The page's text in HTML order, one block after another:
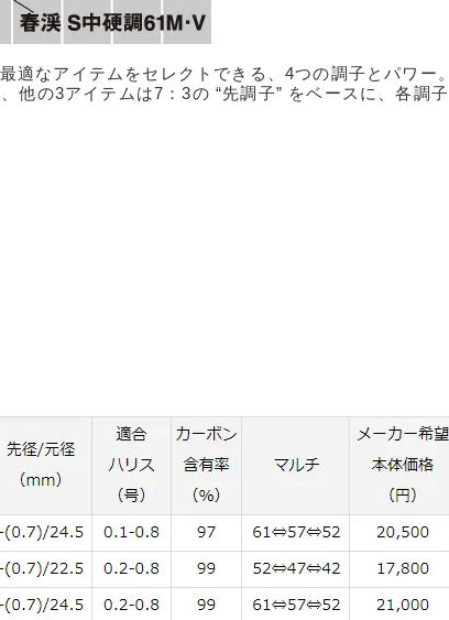
適なアイテムをセレクトできる、4つの調子とパワー。
他の3アイテムは7：3の “先調子” をベースに、各調子